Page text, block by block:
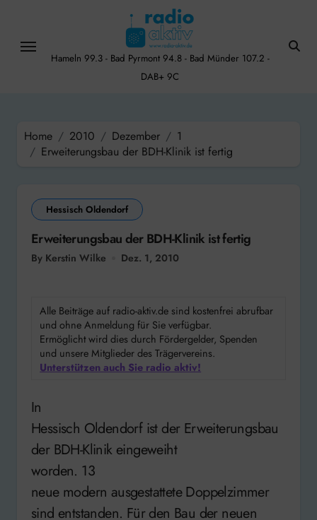
content
Hameln 99.3 - Bad Pyrmont 94.8 - Bad Münder 107.2 -
DAB+ 9C
Home 2010 Dezember
1
Erweiterungsbau der BDH-Klinik ist fertig
Hessisch Oldendorf
Erweiterungsbau der BDH-Klinik ist fertig
By Kerstin Wilke Dez. 1, 2010
Alle Beiträge auf radio-aktiv.de sind kostenfrei abrufbar
und ohne Anmeldung für Sie verfügbar.
Ermöglicht wird dies durch Fördergelder, Spenden
und unsere Mitglieder des Trägervereins.
Unterstützen auch Sie radio aktiv!
In
Hessisch Oldendorf ist der Erweiterungsbau
der BDH-Klinik eingeweiht
worden. 13
neue modern ausgestattete Doppelzimmer
sind entstanden. Für den Bau der neuen